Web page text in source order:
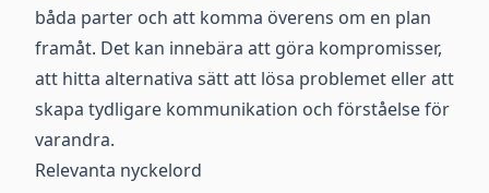
båda parter och att komma överens om en plan
framåt. Det kan innebära att göra kompromisser,
att hitta alternativa sätt att lösa problemet eller att
skapa tydligare kommunikation och förståelse för
varandra.
Relevanta nyckelord